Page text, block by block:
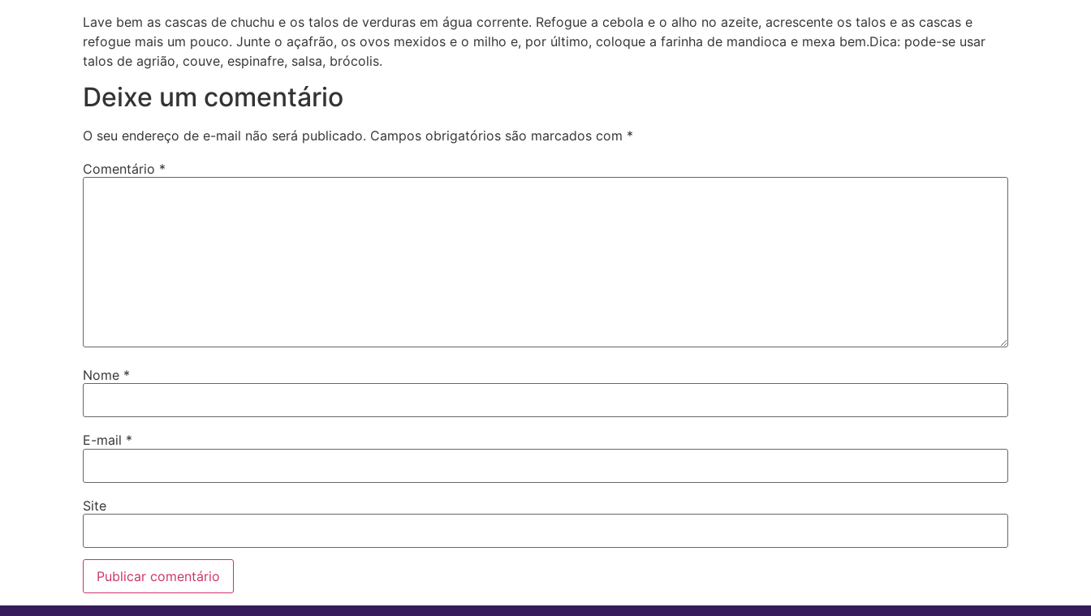
Lave bem as cascas de chuchu e os talos de verduras em água corrente. Refogue a cebola e o alho no azeite, acrescente os talos e as cascas e
refogue mais um pouco. Junte o açafrão, os ovos mexidos e o milho e, por último, coloque a farinha de mandioca e mexa bem.Dica: pode-se usar
talos de agrião, couve, espinafre, salsa, brócolis.
Deixe um comentário
O seu endereço de e-mail não será publicado. Campos obrigatórios são marcados com *
Comentário *
Nome *
E-mail *
Site